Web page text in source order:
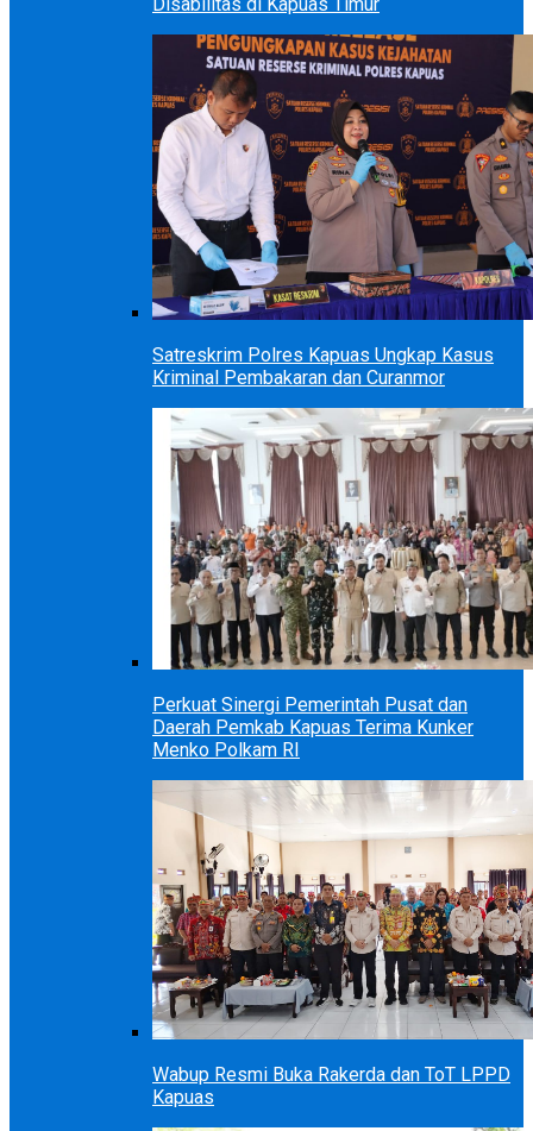
Disabilitas di Kapuas Timur
Satreskrim Polres Kapuas Ungkap Kasus
Kriminal Pembakaran dan Curanmor
Perkuat Sinergi Pemerintah Pusat dan
Daerah Pemkab Kapuas Terima Kunker
Menko Polkam RI
Wabup Resmi Buka Rakerda dan ToT LPPD
Kapuas